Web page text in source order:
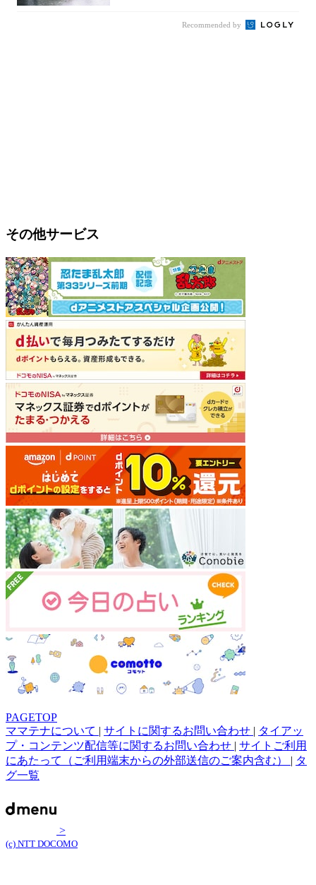
Recommended by
その他サービス
PAGETOP
ママテナについて | サイトに関するお問い合わせ | タイアッ
プ・コンテンツ配信等に関するお問い合わせ | サイトご利用
にあたって（ご利用端末からの外部送信のご案内含む） | タ
グ一覧
>
(c) NTT DOCOMO